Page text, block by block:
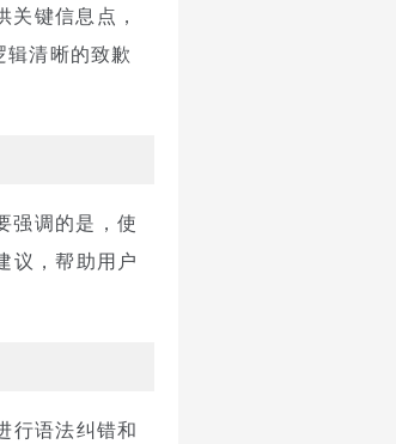
键信息点，
清晰的致歉
强调的是，使
议，帮助用户
行语法纠错和